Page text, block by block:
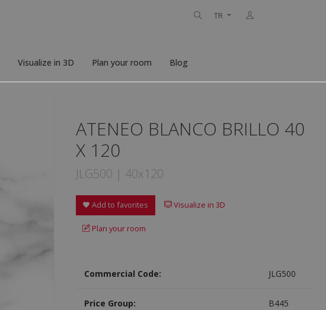
TR
Visualize in 3D Plan your room Blog
ATENEO BLANCO BRILLO 40
X 120
JLG500 | 40x120
Add to favorites Visualize in 3D
Plan your room
Commercial Code: JLG500
Price Group: B445